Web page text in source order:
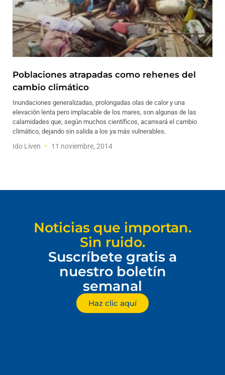
Poblaciones atrapadas como rehenes del
cambio climático
Inundaciones generalizadas, prolongadas olas de calor y una
elevación lenta pero implacable de los mares, son algunas de las
calamidades que, según muchos científicos, acarreará el cambio
climático, dejando sin salida a los ya más vulnerables.
Ido Liven 11 noviembre, 2014
Noticias que importan.
Sin ruido.
Suscríbete gratis a
nuestro boletín
semanal
Haz clic aquí